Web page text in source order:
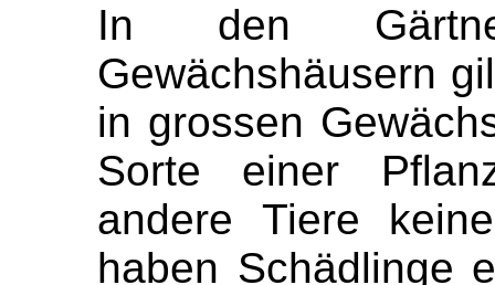
In den
Gewächshäusern
in grossen
Sorte einer
andere Tiere
haben Schädlinge